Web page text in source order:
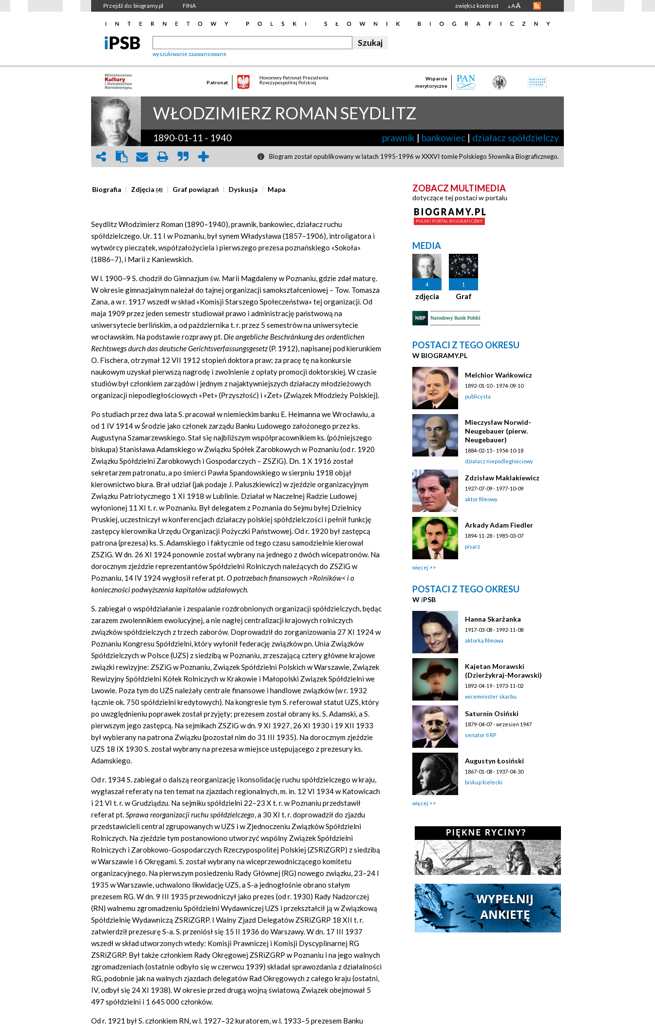
Przejdź do: biogramy.pl FINA zwiększ kontrast A AA
wyszukiwanie zaawansowane
Patronat
Honorowy Patronat Prezydenta
Rzeczypospolitej Polskiej
Wsparcie
merytoryczne
WŁODZIMIERZ ROMAN SEYDLITZ
1890-01-11 - 1940 prawnik | bankowiec | działacz spółdzielczy
Biogram został opublikowany w latach 1995-1996 w XXXVI tomie Polskiego Słownika Biograficznego.
Biografia Zdjęcia(4) Graf powiązań Dyskusja Mapa
Seydlitz Włodzimierz Roman (1890–1940), prawnik, bankowiec, działacz ruchu
spółdzielczego. Ur. 11 I w Poznaniu, był synem Władysława (1857–1906), introligatora i
wytwórcy pieczątek, współzałożyciela i pierwszego prezesa poznańskiego «Sokoła»
(1886–7), i Marii z Kaniewskich.
W l. 1900–9 S. chodził do Gimnazjum św. Marii Magdaleny w Poznaniu, gdzie zdał maturę.
W okresie gimnazjalnym należał do tajnej organizacji samokształceniowej – Tow. Tomasza
Zana, a w r. 1917 wszedł w skład «Komisji Starszego Społeczeństwa» tej organizacji. Od
maja 1909 przez jeden semestr studiował prawo i administrację państwową na
uniwersytecie berlińskim, a od października t. r. przez 5 semestrów na uniwersytecie
wrocławskim. Na podstawie rozprawy pt. Die angebliche Beschränkung des ordentlichen
Rechtswegs durch das deutsche Gerichtsverfassungsgesetz(P. 1912), napisanej pod kierunkiem
O. Fischera, otrzymał 12 VII 1912 stopień doktora praw; za pracę tę na konkursie
naukowym uzyskał pierwszą nagrodę i zwolnienie z opłaty promocji doktorskiej. W czasie
studiów był członkiem zarządów i jednym z najaktywniejszych działaczy młodzieżowych
organizacji niepodległościowych «Pet» (Przyszłość) i «Zet» (Związek Młodzieży Polskiej).
Po studiach przez dwa lata S. pracował w niemieckim banku E. Heimanna we Wrocławiu, a
od 1 IV 1914 w Środzie jako członek zarządu Banku Ludowego założonego przez ks.
Augustyna Szamarzewskiego. Stał się najbliższym współpracownikiem ks. (późniejszego
biskupa) Stanisława Adamskiego w Związku Spółek Zarobkowych w Poznaniu (od r. 1920
Związku Spółdzielni Zarobkowych i Gospodarczych – ZSZiG). Dn. 1 X 1916 został
sekretarzem patronatu, a po śmierci Pawła Spandowskiego w sierpniu 1918 objął
kierownictwo biura. Brał udział (jak podaje J. Paluszkiewicz) w zjeździe organizacyjnym
Związku Patriotycznego 1 XI 1918 w Lublinie. Działał w Naczelnej Radzie Ludowej
wyłonionej 11 XI t. r. w Poznaniu. Był delegatem z Poznania do Sejmu byłej Dzielnicy
Pruskiej, uczestniczył w konferencjach działaczy polskiej spółdzielczości i pełnił funkcję
zastępcy kierownika Urzędu Organizacji Pożyczki Państwowej. Od r. 1920 był zastępcą
patrona (prezesa) ks. S. Adamskiego i faktycznie od tego czasu samodzielnie kierował
ZSZiG. W dn. 26 XI 1924 ponownie został wybrany na jednego z dwóch wicepatronów. Na
dorocznym zjeździe reprezentantów Spółdzielni Rolniczych należących do ZSZiG w
Poznaniu, 14 IV 1924 wygłosił referat pt.O potrzebach finansowych >Rolników< i o
konieczności podwyższenia kapitałów udziałowych.
S. zabiegał o współdziałanie i zespalanie rozdrobnionych organizacji spółdzielczych, będąc
zarazem zwolennikiem ewolucyjnej, a nie nagłej centralizacji krajowych rolniczych
związków spółdzielczych z trzech zaborów. Doprowadził do zorganizowania 27 XI 1924 w
Poznaniu Kongresu Spółdzielni, który wyłonił federację związków pn. Unia Związków
Spółdzielczych w Polsce (UZS) z siedzibą w Poznaniu, zrzeszającą cztery główne krajowe
związki rewizyjne: ZSZiG w Poznaniu, Związek Spółdzielni Polskich w Warszawie, Związek
Rewizyjny Spółdzielni Kółek Rolniczych w Krakowie i Małopolski Związek Spółdzielni we
Lwowie. Poza tym do UZS należały centrale finansowe i handlowe związków (w r. 1932
łącznie ok. 750 spółdzielni kredytowych). Na kongresie tym S. referował statut UZS, który
po uwzględnieniu poprawek został przyjęty; prezesem został obrany ks. S. Adamski, a S.
pierwszym jego zastępcą. Na sejmikach ZSZiG w dn. 9 XI 1927, 26 XI 1930 i 19 XII 1933
był wybierany na patrona Związku (pozostał nim do 31 III 1935). Na dorocznym zjeździe
UZS 18 IX 1930 S. został wybrany na prezesa w miejsce ustępującego z prezesury ks.
Adamskiego.
Od r. 1934 S. zabiegał o dalszą reorganizację i konsolidację ruchu spółdzielczego w kraju,
wygłaszał referaty na ten temat na zjazdach regionalnych, m. in. 12 VI 1934 w Katowicach
i 21 VI t. r. w Grudziądzu. Na sejmiku spółdzielni 22–23 X t. r. w Poznaniu przedstawił
referat pt.Sprawa reorganizacji ruchu spółdzielczego,a 30 XI t. r. doprowadził do zjazdu
przedstawicieli central zgrupowanych w UZS i w Zjednoczeniu Związków Spółdzielni
Rolniczych. Na zjeździe tym postanowiono utworzyć wspólny Związek Spółdzielni
Rolniczych i Zarobkowo-Gospodarczych Rzeczypospolitej Polskiej (ZSRiZGRP) z siedzibą
w Warszawie i 6 Okręgami. S. został wybrany na wiceprzewodniczącego komitetu
organizacyjnego. Na pierwszym posiedzeniu Rady Głównej (RG) nowego związku, 23–24 I
1935 w Warszawie, uchwalono likwidację UZS, a S-a jednogłośnie obrano stałym
prezesem RG. W dn. 9 III 1935 przewodniczył jako prezes (od r. 1930) Rady Nadzorczej
(RN) walnemu zgromadzeniu Spółdzielni Wydawniczej UZS i przekształcił ją w Związkową
Spółdzielnię Wydawniczą ZSRiZGRP. I Walny Zjazd Delegatów ZSRiZGRP 18 XII t. r.
zatwierdził prezesurę S-a. S. przeniósł się 15 II 1936 do Warszawy. W dn. 17 III 1937
wszedł w skład utworzonych wtedy: Komisji Prawniczej i Komisji Dyscyplinarnej RG
ZSRiZGRP. Był także członkiem Rady Okręgowej ZSRiZGRP w Poznaniu i na jego walnych
zgromadzeniach (ostatnie odbyło się w czerwcu 1939) składał sprawozdania z działalności
RG, podobnie jak na walnych zjazdach delegatów Rad Okręgowych z całego kraju (ostatni,
IV, odbył się 24 XI 1938). W okresie przed drugą wojną światową Związek obejmował 5
497 spółdzielni i 1 645 000 członków.
Od r. 1921 był S. członkiem RN, w l. 1927–32 kuratorem, w l. 1933–5 prezesem Banku
ZOBACZ MULTIMEDIA
dotyczące tej postaci w portalu
MEDIA
4
zdjęcia
1
Graf
POSTACI Z TEGO OKRESU
W BIOGRAMY.PL
Melchior Wańkowicz
1892-01-10 - 1974-09-10
publicysta
Mieczysław Norwid-
Neugebauer (pierw.
Neugebauer)
1884-02-15 - 1954-10-18
działacz niepodległościowy
Zdzisław Maklakiewicz
1927-07-09 - 1977-10-09
aktor filmowy
Arkady Adam Fiedler
1894-11-28 - 1985-03-07
pisarz
więcej
POSTACI Z TEGO OKRESU
W iPSB
Hanna Skarżanka
1917-03-08 - 1992-11-08
aktorka filmowa
Kajetan Morawski
(Dzierżykraj-Morawski)
1892-04-19 - 1973-11-02
wiceminister skarbu
Saturnin Osiński
1879-04-07 - wrzesień 1947
senator II RP
Augustyn Łosiński
1867-01-08 - 1937-04-30
biskup kielecki
więcej